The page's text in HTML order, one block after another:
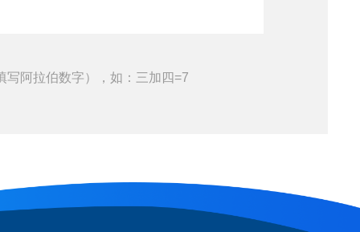
写阿拉伯数字），如：三加四=7